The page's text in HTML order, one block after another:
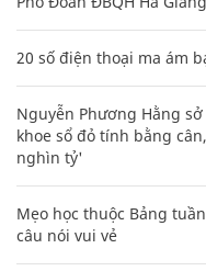
20 số điện thoại ma ám
Nguyễn Phương Hằng
khoe sổ đỏ tính bằng
nghìn tỷ'
Mẹo học thuộc Bảng
câu nói vui vẻ